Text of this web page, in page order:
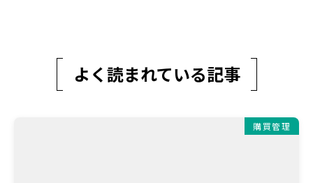
よく読まれている記事
購買管理